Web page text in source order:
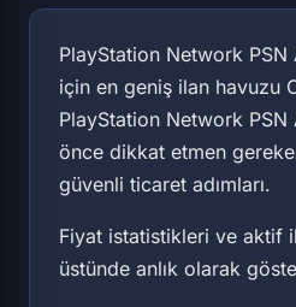
PlayStation Network PSN
için en geniş ilan havuzu
PlayStation Network
önce dikkat etmen
güvenli ticaret adımları.
Fiyat istatistikleri ve aktif
üstünde anlık olarak